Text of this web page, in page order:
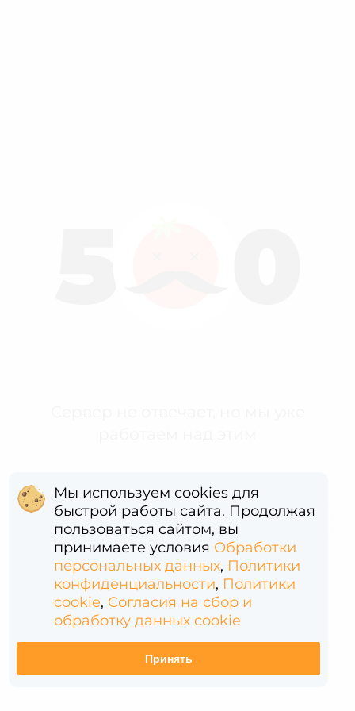
Error: (intermediate value)(intermediate value)(intermediate value).replaceAll is not a function
Мы используем cookies для
быстрой работы сайта. Продолжая
пользоваться сайтом, вы
принимаете условия Обработки
персональных данных, Политики
конфиденциальности, Политики
cookie, Согласия на сбор и
обработку данных cookie
Принять